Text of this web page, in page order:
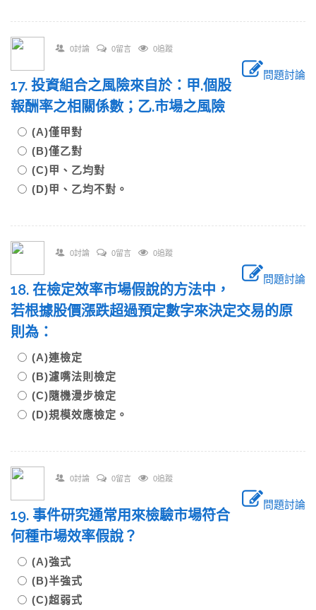
0討論 0留言 0追蹤
問題討論
17. 投資組合之風險來自於：甲.個股
報酬率之相關係數；乙.市場之風險
(A)僅甲對
(B)僅乙對
(C)甲、乙均對
(D)甲、乙均不對。
0討論 0留言 0追蹤
問題討論
18. 在檢定效率市場假說的方法中，
若根據股價漲跌超過預定數字來決定交易的原
則為：
(A)連檢定
(B)濾嘴法則檢定
(C)隨機漫步檢定
(D)規模效應檢定。
0討論 0留言 0追蹤
問題討論
19. 事件研究通常用來檢驗市場符合
何種市場效率假說？
(A)強式
(B)半強式
(C)超弱式